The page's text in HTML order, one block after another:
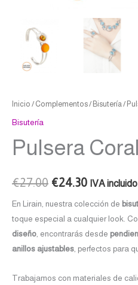
Inicio / Complementos/ Bisutería /
Bisutería
Pulsera
€27.00 €24.30 IVA incluido
En Lirain, nuestra colección de
toque especial a cualquier look.
diseño, encontrarás desde
anillos ajustables, perfectos para
Trabajamos con materiales de